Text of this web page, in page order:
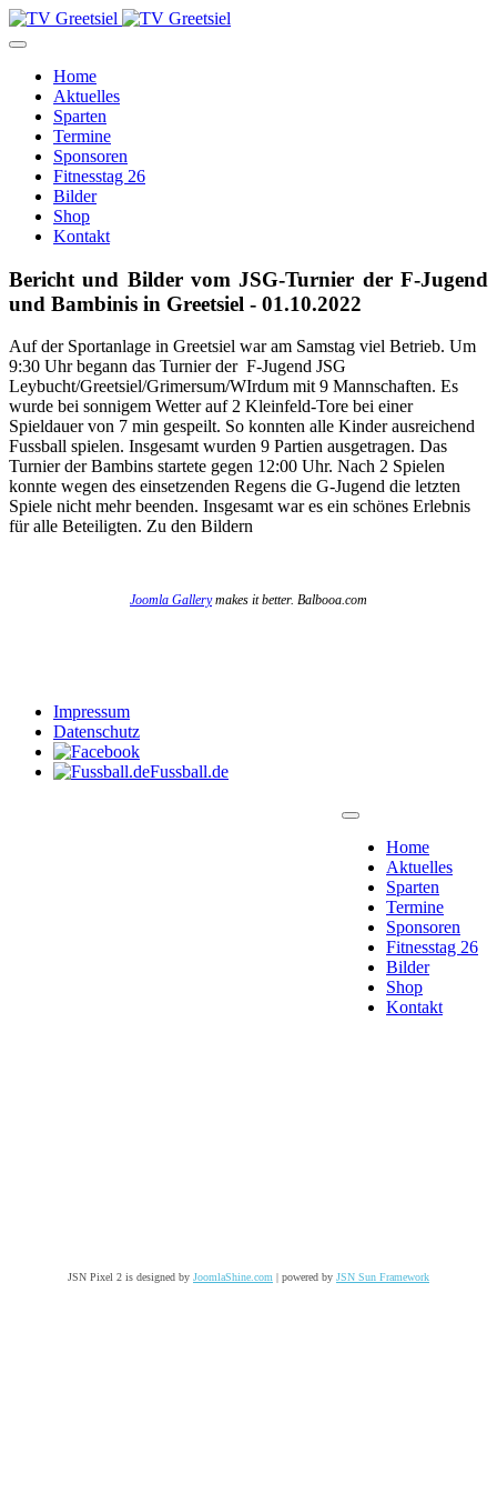
Home
Aktuelles
Sparten
Termine
Sponsoren
Fitnesstag 26
Bilder
Shop
Kontakt
Bericht und Bilder vom JSG-Turnier der F-Jugend
und Bambinis in Greetsiel - 01.10.2022
Auf der Sportanlage in Greetsiel war am Samstag viel Betrieb. Um
9:30 Uhr begann das Turnier der F-Jugend JSG
Leybucht/Greetsiel/Grimersum/WIrdum mit 9 Mannschaften. Es
wurde bei sonnigem Wetter auf 2 Kleinfeld-Tore bei einer
Spieldauer von 7 min gespeilt. So konnten alle Kinder ausreichend
Fussball spielen. Insgesamt wurden 9 Partien ausgetragen. Das
Turnier der Bambins startete gegen 12:00 Uhr. Nach 2 Spielen
konnte wegen des einsetzenden Regens die G-Jugend die letzten
Spiele nicht mehr beenden. Insgesamt war es ein schönes Erlebnis
für alle Beteiligten. Zu den Bildern
Joomla Gallerymakes it better. Balbooa.com
Impressum
Datenschutz
Fussball.de
Home
Aktuelles
Sparten
Termine
Sponsoren
Fitnesstag 26
Bilder
Shop
Kontakt
JSN Pixel 2 is designed by JoomlaShine.com | powered by JSN Sun Framework